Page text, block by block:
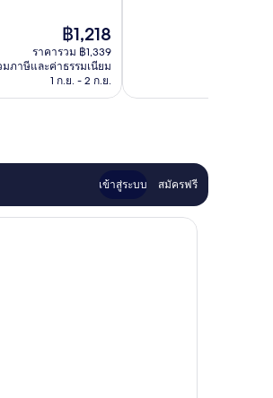
ราคา
ปัจจุบัน
คือ
฿1,218
฿1,218
ราคารวม ฿1,339
มภาษีและค่าธรรมเนียม
1 ก.ย. - 2 ก.ย.
เข้าสู่ระบบ สมัครฟรี